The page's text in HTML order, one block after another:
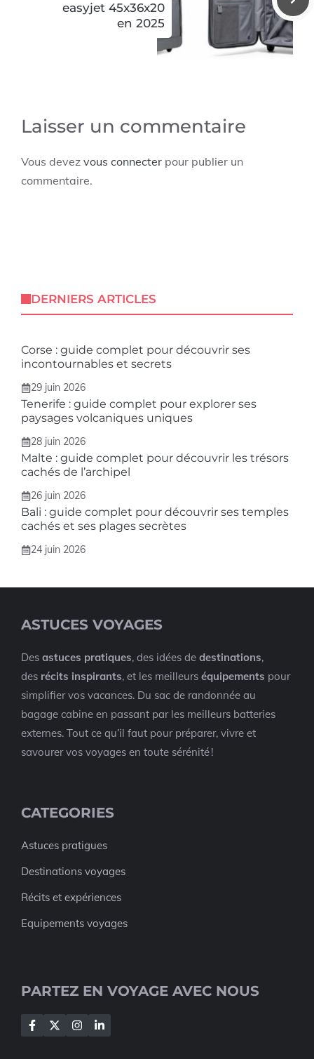
easyjet 45x36x20
en 2025
Laisser un commentaire
Vous devez vous connecter pour publier un
commentaire.
DERNIERS ARTICLES
Corse : guide complet pour découvrir ses
incontournables et secrets
29 juin 2026
Tenerife : guide complet pour explorer ses
paysages volcaniques uniques
28 juin 2026
Malte : guide complet pour découvrir les trésors
cachés de l’archipel
26 juin 2026
Bali : guide complet pour découvrir ses temples
cachés et ses plages secrètes
24 juin 2026
ASTUCES VOYAGES
Des astuces pratiques, des idées de destinations,
des récits inspirants, et les meilleurs équipements pour
simplifier vos vacances. Du sac de randonnée au
bagage cabine en passant par les meilleurs batteries
externes. Tout ce qu’il faut pour préparer, vivre et
savourer vos voyages en toute sérénité !
CATEGORIES
Astuces pratigues
Destinations voyages
Récits et expériences
Equipements voyages
PARTEZ EN VOYAGE AVEC NOUS